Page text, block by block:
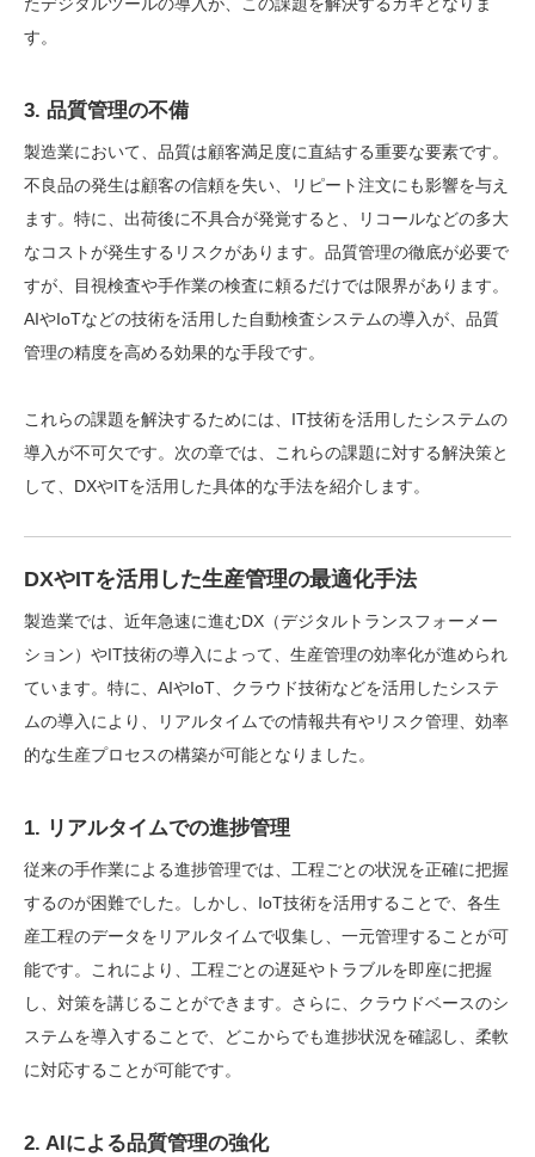
す。
3. 品質管理の不備
製造業において、品質は顧客満足度に直結する重要な要素です。
不良品の発生は顧客の信頼を失い、リピート注文にも影響を与え
ます。特に、出荷後に不具合が発覚すると、リコールなどの多大
なコストが発生するリスクがあります。品質管理の徹底が必要で
すが、目視検査や手作業の検査に頼るだけでは限界があります。
AIやIoTなどの技術を活用した自動検査システムの導入が、品質
管理の精度を高める効果的な手段です。
これらの課題を解決するためには、IT技術を活用したシステムの
導入が不可欠です。次の章では、これらの課題に対する解決策と
して、DXやITを活用した具体的な手法を紹介します。
DXやITを活用した生産管理の最適化手法
製造業では、近年急速に進むDX（デジタルトランスフォーメー
ション）やIT技術の導入によって、生産管理の効率化が進められ
ています。特に、AIやIoT、クラウド技術などを活用したシステ
ムの導入により、リアルタイムでの情報共有やリスク管理、効率
的な生産プロセスの構築が可能となりました。
1. リアルタイムでの進捗管理
従来の手作業による進捗管理では、工程ごとの状況を正確に把握
するのが困難でした。しかし、IoT技術を活用することで、各生
産工程のデータをリアルタイムで収集し、一元管理することが可
能です。これにより、工程ごとの遅延やトラブルを即座に把握
し、対策を講じることができます。さらに、クラウドベースのシ
ステムを導入することで、どこからでも進捗状況を確認し、柔軟
に対応することが可能です。
2. AIによる品質管理の強化